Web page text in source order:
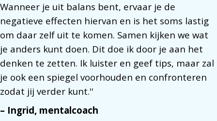
Wanneer je uit balans bent, ervaar je de
negatieve effecten hiervan en is het soms lastig
om daar zelf uit te komen. Samen kijken we wat
je anders kunt doen. Dit doe ik door je aan het
denken te zetten. Ik luister en geef tips, maar zal
je ook een spiegel voorhouden en confronteren
zodat jij verder kunt.''
– Ingrid, mentalcoach